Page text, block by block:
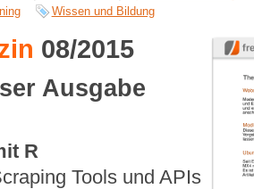
Wissen und Bildung
08/2015
Ausgabe
R
Tools und APIs